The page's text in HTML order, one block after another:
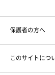
保護者の方へ
このサイトにつ